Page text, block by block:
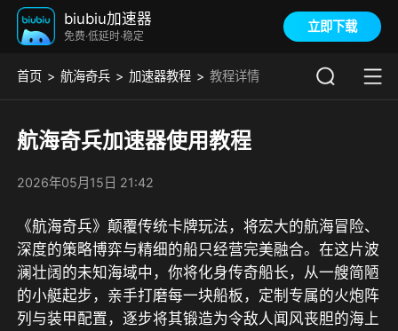
biubiu加速器
免费·低延时·稳定
立即下载
首页 航海奇兵 加速器教程 教程详情
航海奇兵加速器使用教程
2026年05月15日 21:42
《航海奇兵》颠覆传统卡牌玩法，将宏大的航海冒险、
深度的策略博弈与精细的船只经营完美融合。在这片波
澜壮阔的未知海域中，你将化身传奇船长，从一艘简陋
的小艇起步，亲手打磨每一块船板，定制专属的火炮阵
列与装甲配置，逐步将其锻造为令敌人闻风丧胆的海上